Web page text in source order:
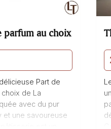
parfum au choix
Part de
de La
avec du pur
et une savoureuse